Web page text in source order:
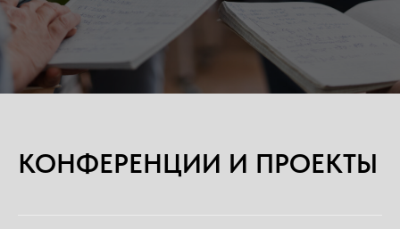
КОНФЕРЕНЦИИ И ПРОЕКТЫ